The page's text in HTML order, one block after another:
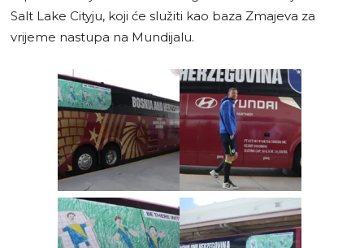
Salt Lake Cityju, koji će služiti kao baza Zmajeva za
vrijeme nastupa na Mundijalu.